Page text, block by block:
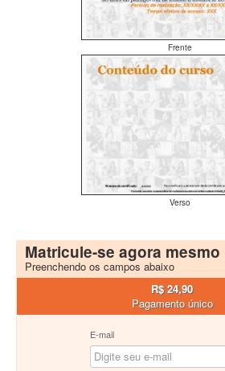
Frente
Verso
Matricule-se agora mesmo
Preenchendo os campos abaixo
R$ 24,90
Pagamento único
E-mail